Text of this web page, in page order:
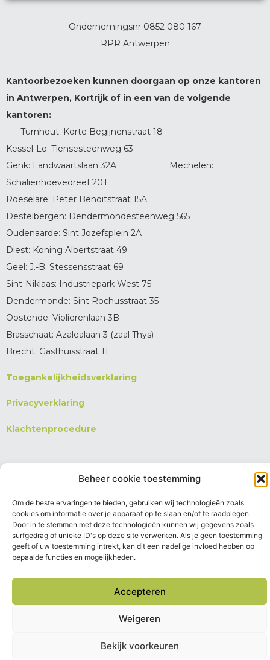
Beheer cookie toestemming
Om de beste ervaringen te bieden, gebruiken wij technologieën zoals
cookies om informatie over je apparaat op te slaan en/of te raadplegen.
Door in te stemmen met deze technologieën kunnen wij gegevens zoals
surfgedrag of unieke ID's op deze site verwerken. Als je geen toestemming
geeft of uw toestemming intrekt, kan dit een nadelige invloed hebben op
bepaalde functies en mogelijkheden.
Accepteren
Weigeren
Bekijk voorkeuren
Ondernemingsnr 0852 080 167
RPR Antwerpen
Kantoorbezoeken kunnen doorgaan op onze kantoren
in Antwerpen, Kortrijk of in een van de volgende
kantoren:
Turnhout: Korte Begijnenstraat 18
Kessel-Lo: Tiensesteenweg 63
Genk: Landwaartslaan 32A Mechelen:
Schaliënhoevedreef 20T
Roeselare: Peter Benoitstraat 15A
Destelbergen: Dendermondesteenweg 565
Oudenaarde: Sint Jozefsplein 2A
Diest: Koning Albertstraat 49
Geel: J.-B. Stessensstraat 69
Sint-Niklaas: Industriepark West 75
Dendermonde: Sint Rochusstraat 35
Oostende: Violierenlaan 3B
Brasschaat: Azalealaan 3 (zaal Thys)
Brecht: Gasthuisstraat 11
Toegankelijkheidsverklaring
Privacyverklaring
Klachtenprocedure
Copyright © 2026 aboluut vzw
Powered by Fris Webdesign